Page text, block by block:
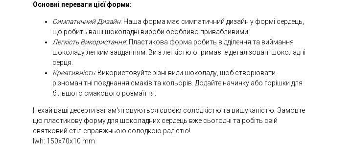
Основні переваги цієї форми:
Симпатичний Дизайн: Наша форма має симпатичний дизайн у формі сердець,
що робить ваші шоколадні вироби особливо привабливими.
Легкість Використання: Пластикова форма робить відділення та виймання
шоколаду легким завданням. Ви з легкістю отримаєте деталізовані шоколадні
серця.
Креативність: Використовуйте різні види шоколаду, щоб створювати
різноманітні поєднання смаків та кольорів. Додайте начинку або горішки для
більшого смакового розмаїття.
Нехай ваші десерти запам'ятовуються своєю солодкістю та вишуканістю. Замовте
цю пластикову форму для шоколадних сердець вже сьогодні та робіть свій
святковий стіл справжньою солодкою радістю!
lwh: 150x70x10 mm